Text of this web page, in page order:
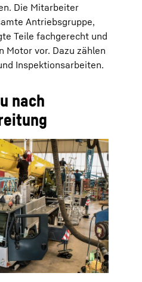
Die Mitarbeiter
Antriebsgruppe,
Teile fachgerecht und
Motor vor. Dazu zählen
Inspektionsarbeiten.
nach